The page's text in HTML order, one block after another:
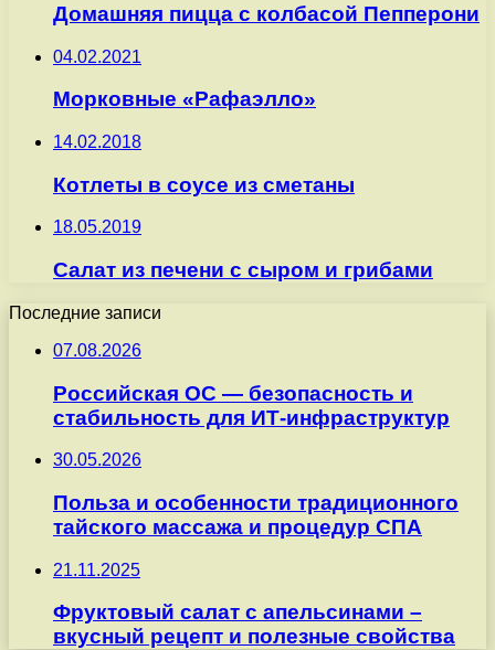
Домашняя пицца с колбасой Пепперони
04.02.2021
Морковные «Рафаэлло»
14.02.2018
Котлеты в соусе из сметаны
18.05.2019
Салат из печени с сыром и грибами
Последние записи
07.08.2026
Российская ОС — безопасность и
стабильность для ИТ-инфраструктур
30.05.2026
Польза и особенности традиционного
тайского массажа и процедур СПА
21.11.2025
Фруктовый салат с апельсинами –
вкусный рецепт и полезные свойства